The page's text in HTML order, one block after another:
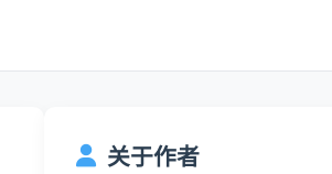
关于作者